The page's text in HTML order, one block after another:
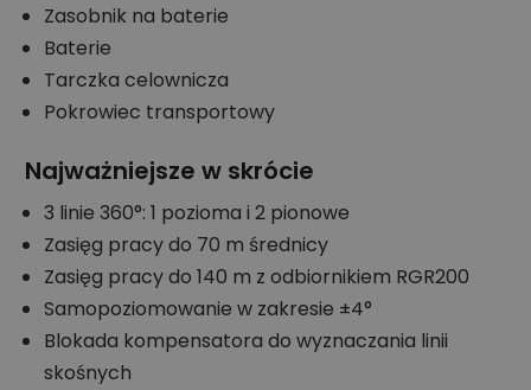
Zasobnik na baterie
Baterie
Tarczka celownicza
Pokrowiec transportowy
Najważniejsze w skrócie
3 linie 360°: 1 pozioma i 2 pionowe
Zasięg pracy do 70 m średnicy
Zasięg pracy do 140 m z odbiornikiem RGR200
Samopoziomowanie w zakresie ±4°
Blokada kompensatora do wyznaczania linii
skośnych